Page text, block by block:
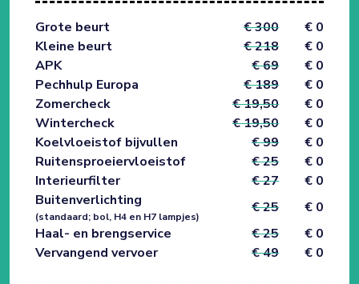
Grote beurt € 300
€ 0
Kleine beurt
€ 218
€ 0
APK
€ 69
€ 0
Pechhulp Europa
€ 189
€ 0
Zomercheck
€ 19,50
€ 0
Wintercheck
€ 19,50
€ 0
Koelvloeistof bijvullen
€ 99
€ 0
Ruitensproeiervloeistof
€ 25
€ 0
Interieurfilter
€ 27
€ 0
Buitenverlichting
(standaard; bol, H4 en H7 lampjes)
€ 25
€ 0
Haal- en brengservice
€ 25
€ 0
Vervangend vervoer
€ 49 € 0